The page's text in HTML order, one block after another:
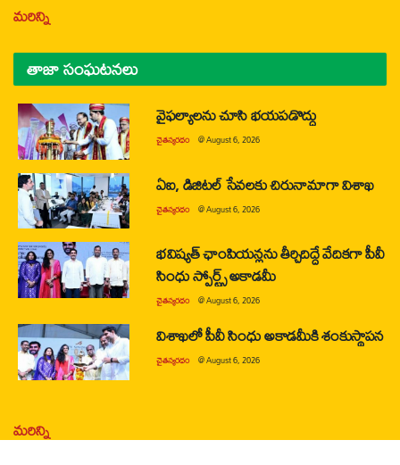
మరిన్ని
తాజా సంఘటనలు
వైఫల్యాలను చూసి భయపడొద్దు
చైతన్యరధం @August 6, 2026
ఏఐ, డిజిటల్ సేవలకు చిరునామాగా విశాఖ
చైతన్యరధం @August 6, 2026
భవిష్యత్ ఛాంపియన్లను తీర్చిదిద్దే వేదికగా పీవీ
సింధు స్పోర్ట్స్ అకాడమీ
చైతన్యరధం @August 6, 2026
విశాఖలో పీవీ సింధు అకాడమీకి శంకుస్థాపన
చైతన్యరధం @August 6, 2026
మరిన్ని